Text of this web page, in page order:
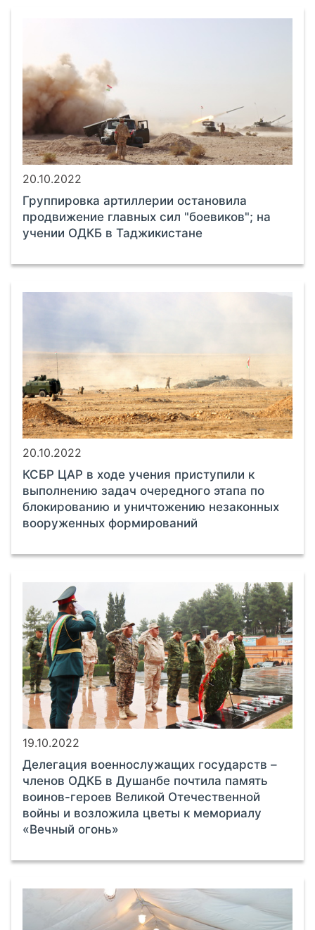
20.10.2022
Группировка артиллерии остановила
продвижение главных сил "боевиков"; на
учении ОДКБ в Таджикистане
20.10.2022
КСБР ЦАР в ходе учения приступили к
выполнению задач очередного этапа по
блокированию и уничтожению незаконных
вооруженных формирований
19.10.2022
Делегация военнослужащих государств –
членов ОДКБ в Душанбе почтила память
воинов-героев Великой Отечественной
войны и возложила цветы к мемориалу
«Вечный огонь»